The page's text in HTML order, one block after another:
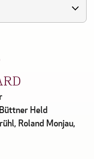
Held
Roland Monjau,